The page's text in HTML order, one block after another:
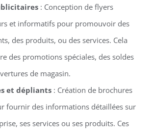
: Conception de flyers
et informatifs pour promouvoir des
des produits, ou des services. Cela
des promotions spéciales, des soldes
de magasin.
et dépliants: Création de brochures
fournir des informations détaillées sur
ses services ou ses produits. Ces